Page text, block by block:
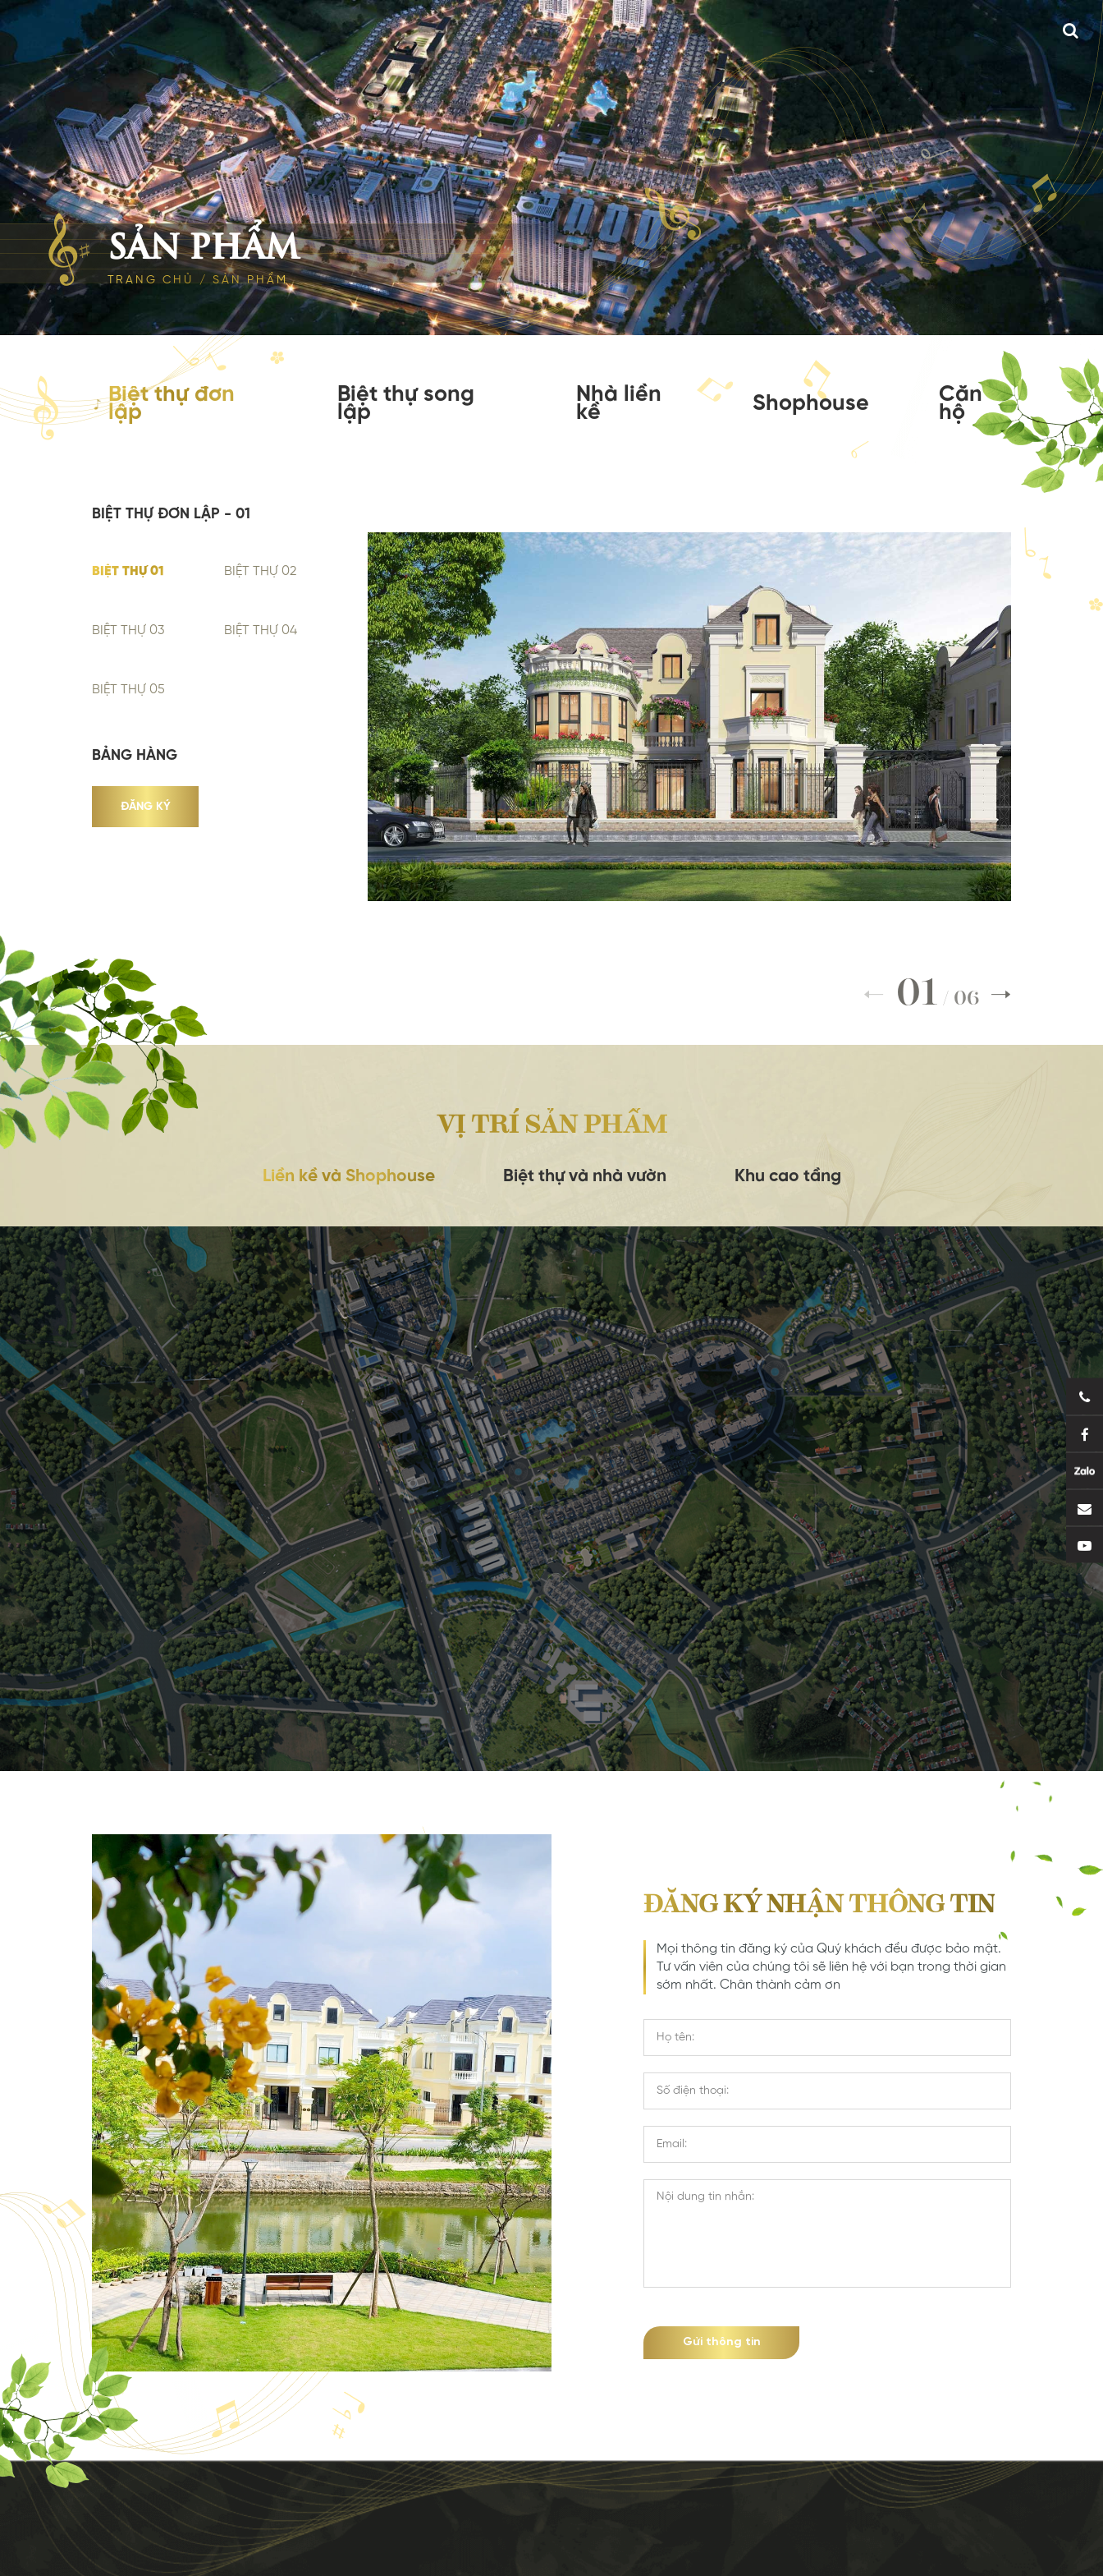
SẢN PHẨM
TRANG CHỦ /SẢN PHẨM
Biệt thự đơn
lập
Biệt thự song
lập
Nhà liền
kề Shophouse Căn
hộ
BIỆT THỰ ĐƠN LẬP - 01
BIỆT THỰ 01 BIỆT THỰ 02
BIỆT THỰ 03 BIỆT THỰ 04
BIỆT THỰ 05
BẢNG HÀNG
ĐĂNG KÝ
01 / 06
VỊ TRÍ SẢN PHẨM
Liền kề và Shophouse Biệt thự và nhà vườn Khu cao tầng
ĐĂNG KÝ NHẬN THÔNG TIN
Mọi thông tin đăng ký của Quý khách đều được bảo mật.
Tư vấn viên của chúng tôi sẽ liên hệ với bạn trong thời gian
sớm nhất. Chân thành cảm ơn
Gửi thông tin